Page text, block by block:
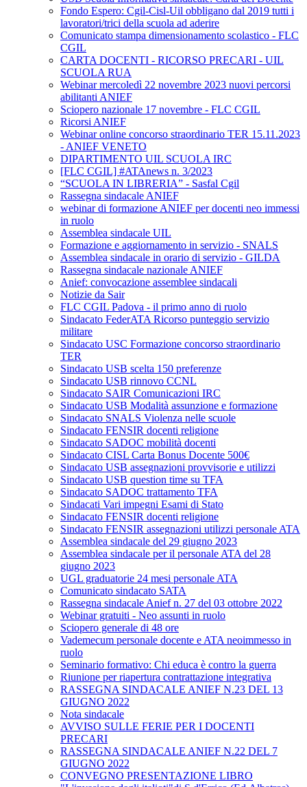
Fondo Espero: Cgil-Cisl-Uil obbligano dal 2019 tutti i
lavoratori/trici della scuola ad aderire
Comunicato stampa dimensionamento scolastico - FLC
CGIL
CARTA DOCENTI - RICORSO PRECARI - UIL
SCUOLA RUA
Webinar mercoledì 22 novembre 2023 nuovi percorsi
abilitanti ANIEF
Sciopero nazionale 17 novembre - FLC CGIL
Ricorsi ANIEF
Webinar online concorso straordinario TER 15.11.2023
- ANIEF VENETO
DIPARTIMENTO UIL SCUOLA IRC
[FLC CGIL] #ATAnews n. 3/2023
“SCUOLA IN LIBRERIA” - Sasfal Cgil
Rassegna sindacale ANIEF
webinar di formazione ANIEF per docenti neo immessi
in ruolo
Assemblea sindacale UIL
Formazione e aggiornamento in servizio - SNALS
Assemblea sindacale in orario di servizio - GILDA
Rassegna sindacale nazionale ANIEF
Anief: convocazione assemblee sindacali
Notizie da Sair
FLC CGIL Padova - il primo anno di ruolo
Sindacato FederATA Ricorso punteggio servizio
militare
Sindacato USC Formazione concorso straordinario
TER
Sindacato USB scelta 150 preferenze
Sindacato USB rinnovo CCNL
Sindacato SAIR Comunicazioni IRC
Sindacato USB Modalità assunzione e formazione
Sindacato SNALS Violenza nelle scuole
Sindacato FENSIR docenti religione
Sindacato SADOC mobilità docenti
Sindacato CISL Carta Bonus Docente 500€
Sindacato USB assegnazioni provvisorie e utilizzi
Sindacato USB question time su TFA
Sindacato SADOC trattamento TFA
Sindacati Vari impegni Esami di Stato
Sindacato FENSIR docenti religione
Sindacato FENSIR assegnazioni utilizzi personale ATA
Assemblea sindacale del 29 giugno 2023
Assemblea sindacale per il personale ATA del 28
giugno 2023
UGL graduatorie 24 mesi personale ATA
Comunicato sindacato SATA
Rassegna sindacale Anief n. 27 del 03 ottobre 2022
Webinar gratuiti - Neo assunti in ruolo
Sciopero generale di 48 ore
Vademecum personale docente e ATA neoimmesso in
ruolo
Seminario formativo: Chi educa è contro la guerra
Riunione per riapertura contrattazione integrativa
RASSEGNA SINDACALE ANIEF N.23 DEL 13
GIUGNO 2022
Nota sindacale
AVVISO SULLE FERIE PER I DOCENTI
PRECARI
RASSEGNA SINDACALE ANIEF N.22 DEL 7
GIUGNO 2022
CONVEGNO PRESENTAZIONE LIBRO